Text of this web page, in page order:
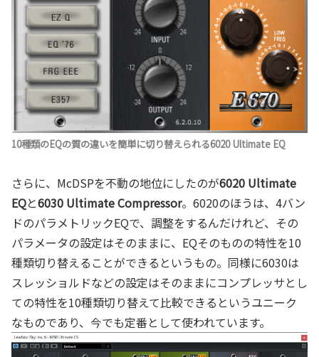
10種類のEQの質の違いを簡単に切り替えられる6020 Ultimate EQ
さらに、McDSPを不動の地位にしたのが6020 Ultimate
EQと6030 Ultimate Compressor。6020のほうは、4バン
ドのパラメトリックEQで、調整をするんだけれど、その
パラメータの設定はそのままに、EQそのものの特性を10
種類切り替えることができるというもの。同様に6030は
スレッショルドなどの設定はそのままにコンプレッサとし
ての特性を10種類切り替えて比較できるというユニーク
なものであり、今でも定番として使われています。